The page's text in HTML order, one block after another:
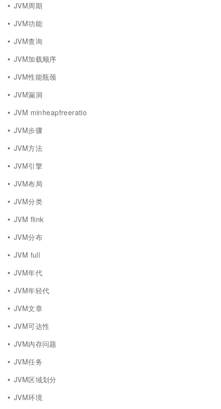
JVM周期
JVM功能
JVM查询
JVM加载顺序
JVM性能瓶颈
JVM漏洞
JVM minheapfreeratio
JVM步骤
JVM方法
JVM引擎
JVM布局
JVM分类
JVM flink
JVM分布
JVM full
JVM年代
JVM年轻代
JVM文章
JVM可达性
JVM内存问题
JVM任务
JVM区域划分
JVM环境